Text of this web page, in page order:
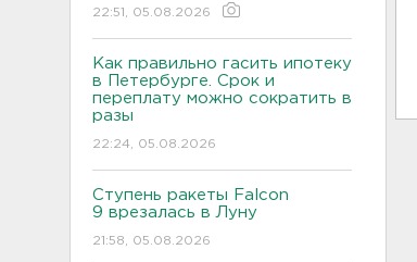
22:51, 05.08.2026
Как правильно гасить ипотеку
в Петербурге. Срок и
переплату можно сократить в
разы
22:24, 05.08.2026
Ступень ракеты Falcon
9 врезалась в Луну
21:58, 05.08.2026